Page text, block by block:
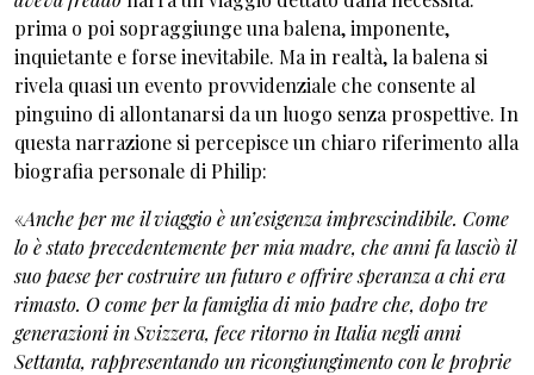
prima o poi sopraggiunge una balena, imponente,
inquietante e forse inevitabile. Ma in realtà, la balena si
rivela quasi un evento provvidenziale che consente al
pinguino di allontanarsi da un luogo senza prospettive. In
questa narrazione si percepisce un chiaro riferimento alla
biografia personale di Philip:
«Anche per me il viaggio è un’esigenza imprescindibile. Come
lo è stato precedentemente per mia madre, che anni fa lasciò il
suo paese per costruire un futuro e offrire speranza a chi era
rimasto. O come per la famiglia di mio padre che, dopo tre
generazioni in Svizzera, fece ritorno in Italia negli anni
Settanta, rappresentando un ricongiungimento con le proprie